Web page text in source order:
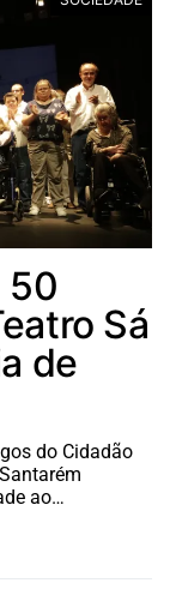
50
Sá
de
do Cidadão
ao…